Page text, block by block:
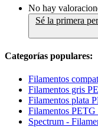
No hay
Sé la primera
Categorías populares:
Filamentos
Filamentos gris
Filamentos plata
Filamentos PETG
Spectrum -